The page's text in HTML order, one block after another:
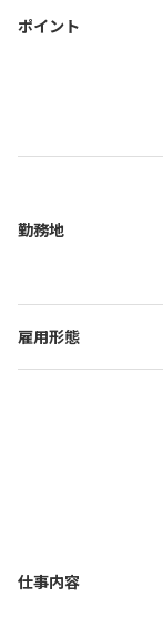
オンラ
ポイント
勤務地
雇用形態
仕事内容